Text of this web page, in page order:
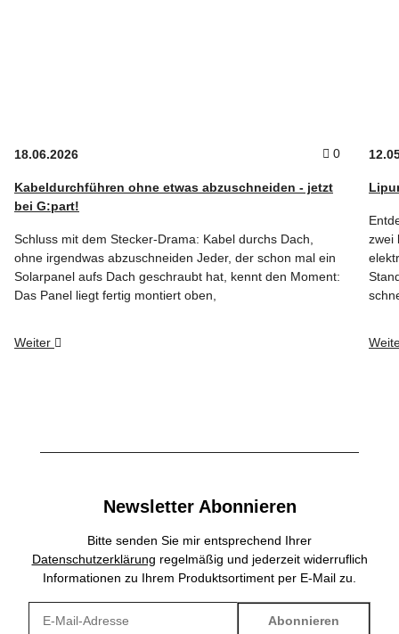
18.06.2026 0
Kabeldurchführen ohne etwas abzuschneiden - jetzt
bei G:part!
Schluss mit dem Stecker-Drama: Kabel durchs Dach,
ohne irgendwas abzuschneiden Jeder, der schon mal ein
Solarpanel aufs Dach geschraubt hat, kennt den Moment:
Das Panel liegt fertig montiert oben,
Weiter
zwei
Newsletter Abonnieren
Bitte senden Sie mir entsprechend Ihrer
Datenschutzerklärung regelmäßig und jederzeit widerruflich
Informationen zu Ihrem Produktsortiment per E-Mail zu.
Abonnieren